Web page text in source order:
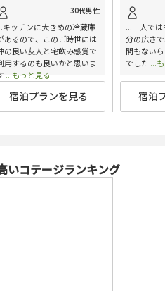
30代男性
キッチンに大きめの冷蔵庫
あるので、このご時世には
の良い友人と宅飲み感覚で
用するのも良いかと思いま
...もっと見る
宿泊プランを見る
...一人で
分の広さ
間もない
でした ...
宿泊
いコテージランキング